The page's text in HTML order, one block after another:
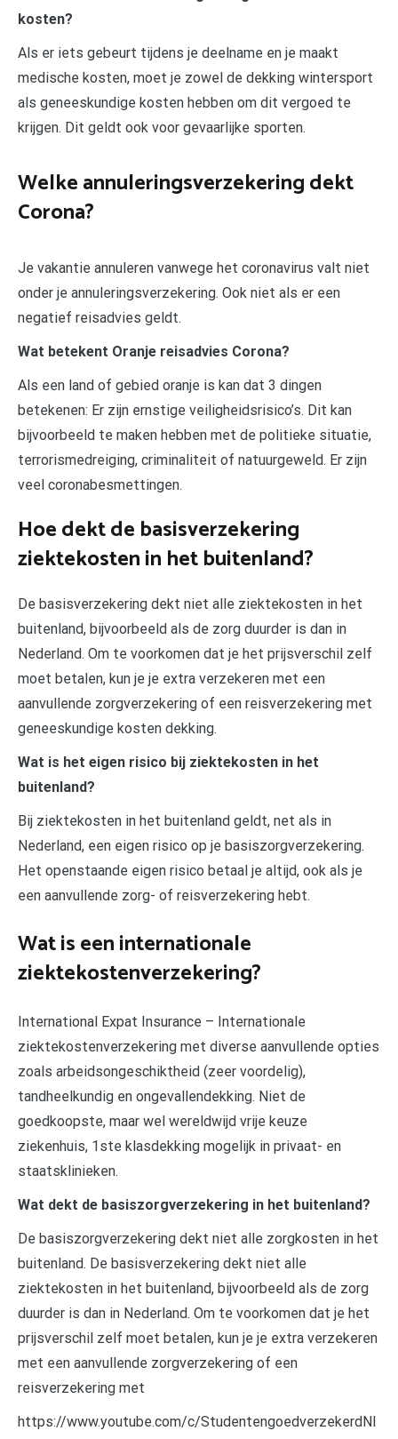
kosten?
Als er iets gebeurt tijdens je deelname en je maakt
medische kosten, moet je zowel de dekking wintersport
als geneeskundige kosten hebben om dit vergoed te
krijgen. Dit geldt ook voor gevaarlijke sporten.
Welke annuleringsverzekering dekt
Corona?
Je vakantie annuleren vanwege het coronavirus valt niet
onder je annuleringsverzekering. Ook niet als er een
negatief reisadvies geldt.
Wat betekent Oranje reisadvies Corona?
Als een land of gebied oranje is kan dat 3 dingen
betekenen: Er zijn ernstige veiligheidsrisico’s. Dit kan
bijvoorbeeld te maken hebben met de politieke situatie,
terrorismedreiging, criminaliteit of natuurgeweld. Er zijn
veel coronabesmettingen.
Hoe dekt de basisverzekering
ziektekosten in het buitenland?
De basisverzekering dekt niet alle ziektekosten in het
buitenland, bijvoorbeeld als de zorg duurder is dan in
Nederland. Om te voorkomen dat je het prijsverschil zelf
moet betalen, kun je je extra verzekeren met een
aanvullende zorgverzekering of een reisverzekering met
geneeskundige kosten dekking.
Wat is het eigen risico bij ziektekosten in het
buitenland?
Bij ziektekosten in het buitenland geldt, net als in
Nederland, een eigen risico op je basiszorgverzekering.
Het openstaande eigen risico betaal je altijd, ook als je
een aanvullende zorg- of reisverzekering hebt.
Wat is een internationale
ziektekostenverzekering?
International Expat Insurance – Internationale
ziektekostenverzekering met diverse aanvullende opties
zoals arbeidsongeschiktheid (zeer voordelig),
tandheelkundig en ongevallendekking. Niet de
goedkoopste, maar wel wereldwijd vrije keuze
ziekenhuis, 1ste klasdekking mogelijk in privaat- en
staatsklinieken.
Wat dekt de basiszorgverzekering in het buitenland?
De basiszorgverzekering dekt niet alle zorgkosten in het
buitenland. De basisverzekering dekt niet alle
ziektekosten in het buitenland, bijvoorbeeld als de zorg
duurder is dan in Nederland. Om te voorkomen dat je het
prijsverschil zelf moet betalen, kun je je extra verzekeren
met een aanvullende zorgverzekering of een
reisverzekering met
https://www.youtube.com/c/StudentengoedverzekerdNl